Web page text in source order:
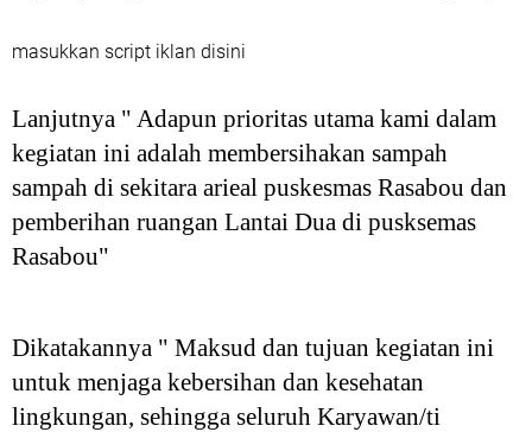
masukkan script iklan disini
Lanjutnya " Adapun prioritas utama kami dalam
kegiatan ini adalah membersihakan sampah
sampah di sekitara arieal puskesmas Rasabou dan
pemberihan ruangan Lantai Dua di pusksemas
Rasabou"
Dikatakannya " Maksud dan tujuan kegiatan ini
untuk menjaga kebersihan dan kesehatan
lingkungan, sehingga seluruh Karyawan/ti